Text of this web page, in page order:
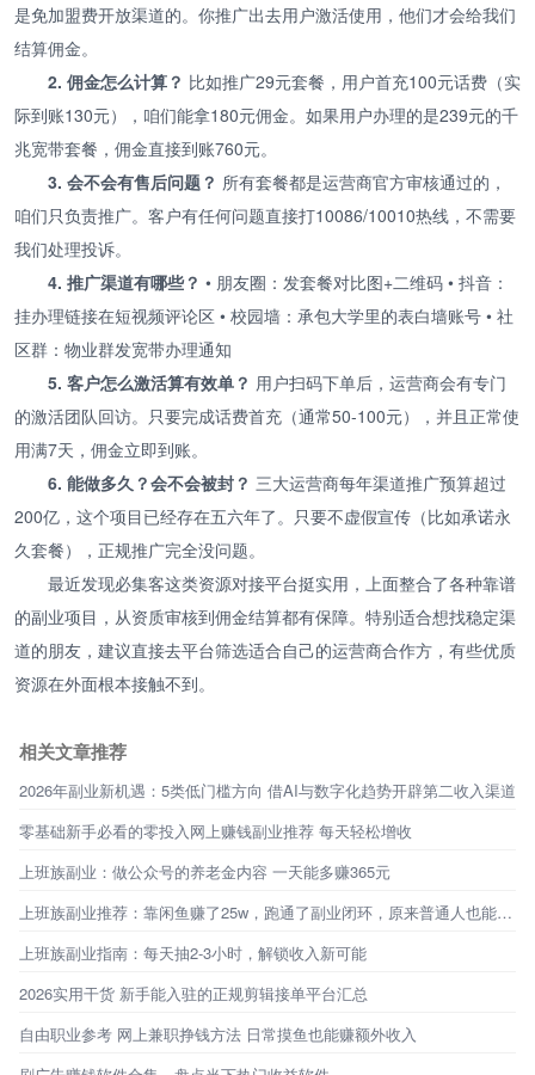
是免加盟费开放渠道的。你推广出去用户激活使用，他们才会给我们
结算佣金。
2. 佣金怎么计算？ 比如推广29元套餐，用户首充100元话费（实
际到账130元），咱们能拿180元佣金。如果用户办理的是239元的千
兆宽带套餐，佣金直接到账760元。
3. 会不会有售后问题？ 所有套餐都是运营商官方审核通过的，
咱们只负责推广。客户有任何问题直接打10086/10010热线，不需要
我们处理投诉。
4. 推广渠道有哪些？ • 朋友圈：发套餐对比图+二维码 • 抖音：
挂办理链接在短视频评论区 • 校园墙：承包大学里的表白墙账号 • 社
区群：物业群发宽带办理通知
5. 客户怎么激活算有效单？ 用户扫码下单后，运营商会有专门
的激活团队回访。只要完成话费首充（通常50-100元），并且正常使
用满7天，佣金立即到账。
6. 能做多久？会不会被封？ 三大运营商每年渠道推广预算超过
200亿，这个项目已经存在五六年了。只要不虚假宣传（比如承诺永
久套餐），正规推广完全没问题。
最近发现必集客这类资源对接平台挺实用，上面整合了各种靠谱
的副业项目，从资质审核到佣金结算都有保障。特别适合想找稳定渠
道的朋友，建议直接去平台筛选适合自己的运营商合作方，有些优质
资源在外面根本接触不到。
相关文章推荐
2026年副业新机遇：5类低门槛方向 借AI与数字化趋势开辟第二收入渠道
零基础新手必看的零投入网上赚钱副业推荐 每天轻松增收
上班族副业：做公众号的养老金内容 一天能多赚365元
上班族副业推荐：靠闲鱼赚了25w，跑通了副业闭环，原来普通人也能不靠工资生活
上班族副业指南：每天抽2-3小时，解锁收入新可能
2026实用干货 新手能入驻的正规剪辑接单平台汇总
自由职业参考 网上兼职挣钱方法 日常摸鱼也能赚额外收入